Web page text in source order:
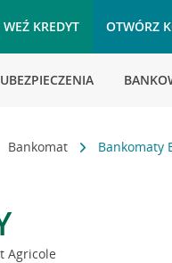
WEŹ KREDYT OTWÓRZ
UBEZPIECZENIA
Bankomat Bankomaty
Agricole